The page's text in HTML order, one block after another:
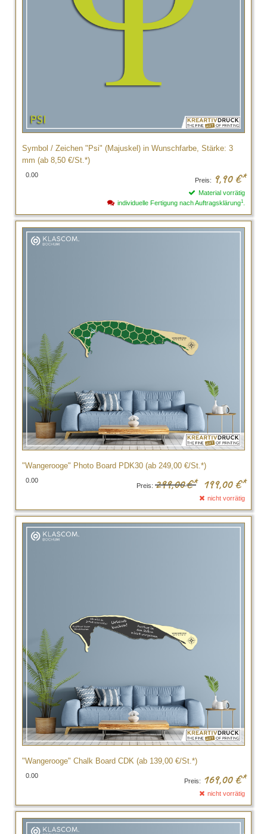
Symbol / Zeichen "Psi" (Majuskel) in Wunschfarbe, Stärke: 3
mm (ab 8,50 €/St.*)
0.00
Preis: 9,90 €*
Material vorrätig
individuelle Fertigung nach Auftragsklärung1
"Wangerooge" Photo Board PDK30 (ab 249,00 €/St.*)
0.00
Preis: 299,00€* 199,00 €*
nicht vorrätig
"Wangerooge" Chalk Board CDK (ab 139,00 €/St.*)
0.00
Preis: 169,00 €*
nicht vorrätig